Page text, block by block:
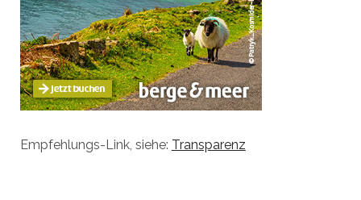
Empfehlungs-Link, siehe: Transparenz